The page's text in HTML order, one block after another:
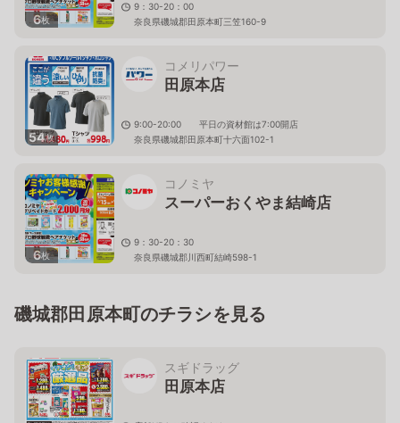
6枚
9：30-20：00
奈良県磯城郡田原本町三笠160-9
54枚
コメリパワー
田原本店
9:00-20:00 平日の資材館は7:00開店
奈良県磯城郡田原本町十六面102-1
6枚
コノミヤ
スーパーおくやま結崎店
9：30-20：30
奈良県磯城郡川西町結崎598-1
磯城郡田原本町のチラシを見る
スギドラッグ
田原本店